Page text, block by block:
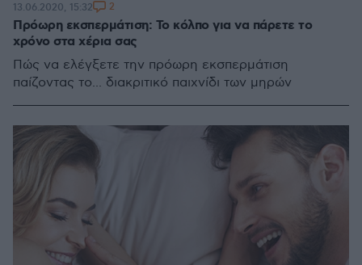
Πρόωρη εκσπερμάτιση: Το κόλπο για να πάρετε το
χρόνο στα χέρια σας
Πώς να ελέγξετε την πρόωρη εκσπερμάτιση
παίζοντας το... διακριτικό παιχνίδι των μηρών
13.06.2020, 15:32 2